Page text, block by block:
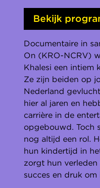
Bekijk
Documentaire in
On (KRO-NCRV)
Khalesi een intiem
Ze zijn beiden op
Nederland
hier al jaren en
carrière in de
opgebouwd. Toch
nog altijd een rol.
hun kindertijd in
zorgt hun
succes en druk om